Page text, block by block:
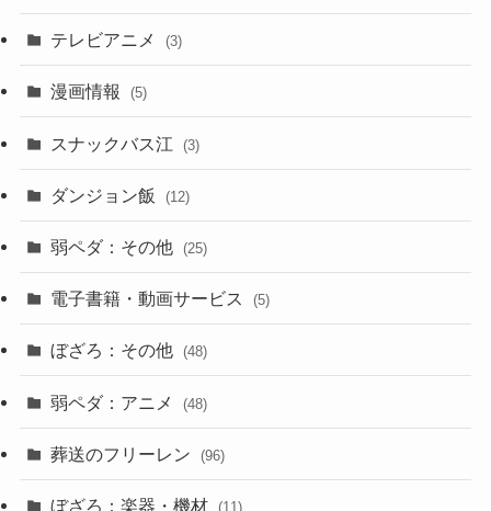
テレビアニメ (3)
漫画情報 (5)
スナックバス江 (3)
ダンジョン飯 (12)
弱ペダ：その他 (25)
電子書籍・動画サービス (5)
ぼざろ：その他 (48)
弱ペダ：アニメ (48)
葬送のフリーレン (96)
ぼざろ：楽器・機材 (11)